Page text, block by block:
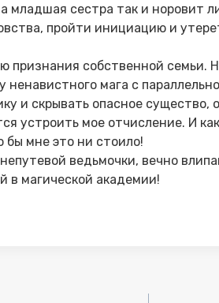
младшая сестра так и норовит
пройти инициацию и
признания собственной семьи.
мага с
и скрывать опасное
устроить мое отчисление. И
бы мне это ни стоило!
ведьмочки, вечно
в магической академии!